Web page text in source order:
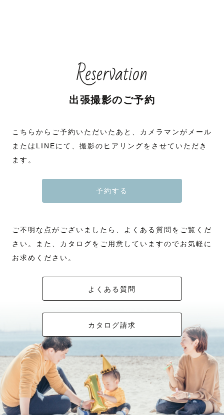
Reservation
出張撮影のご予約
こちらからご予約いただいたあと、カメラマンがメール
またはLINEにて、撮影のヒアリングをさせていただき
ます。
予約する
ご不明な点がございましたら、よくある質問をご覧くだ
さい。また、カタログをご用意していますのでお気軽に
お求めください。
よくある質問
カタログ請求